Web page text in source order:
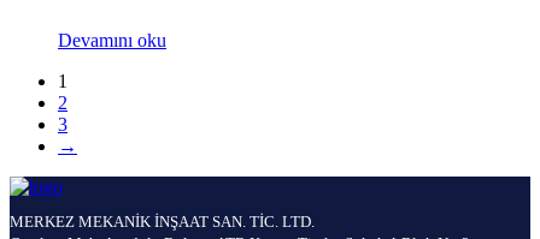
Devamını oku
1
2
3
→
MERKEZ MEKANİK İNŞAAT SAN. TİC. LTD.